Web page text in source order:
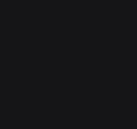
Ik kan
voor